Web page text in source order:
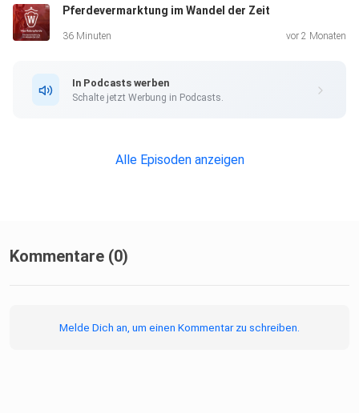
Pferdevermarktung im Wandel der Zeit
36 Minuten vor 2 Monaten
In Podcasts werben
Schalte jetzt Werbung in Podcasts.
Alle Episoden anzeigen
Kommentare (0)
Melde Dich an, um einen Kommentar zu schreiben.